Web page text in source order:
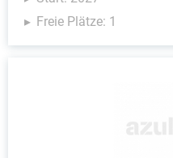
Freie Plätze: 1